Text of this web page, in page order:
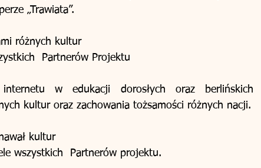
„Trawiata”.
różnych kultur
Partnerów Projektu
internetu w edukacji dorosłych oraz berlińskich
kultur
wszystkich  Partnerów projektu.